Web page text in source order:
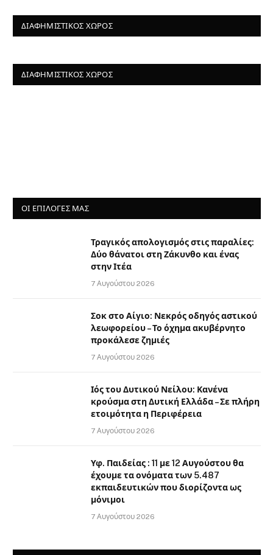
ΔΙΑΦΗΜΙΣΤΙΚΌΣ ΧΏΡΟΣ
ΔΙΑΦΗΜΙΣΤΙΚΌΣ ΧΏΡΟΣ
ΟΙ ΕΠΙΛΟΓΈΣ ΜΑΣ
Τραγικός απολογισμός στις παραλίες:
Δύο θάνατοι στη Ζάκυνθο και ένας
στην Ιτέα
7 Αυγούστου 2026
Σοκ στο Αίγιο: Νεκρός οδηγός αστικού
λεωφορείου – Το όχημα ακυβέρνητο
προκάλεσε ζημιές
7 Αυγούστου 2026
Ιός του Δυτικού Νείλου: Κανένα
κρούσμα στη Δυτική Ελλάδα – Σε πλήρη
ετοιμότητα η Περιφέρεια
7 Αυγούστου 2026
Υφ. Παιδείας : 11 με 12 Αυγούστου θα
έχουμε τα ονόματα των 5.487
εκπαιδευτικών που διορίζοντα ως
μόνιμοι
7 Αυγούστου 2026